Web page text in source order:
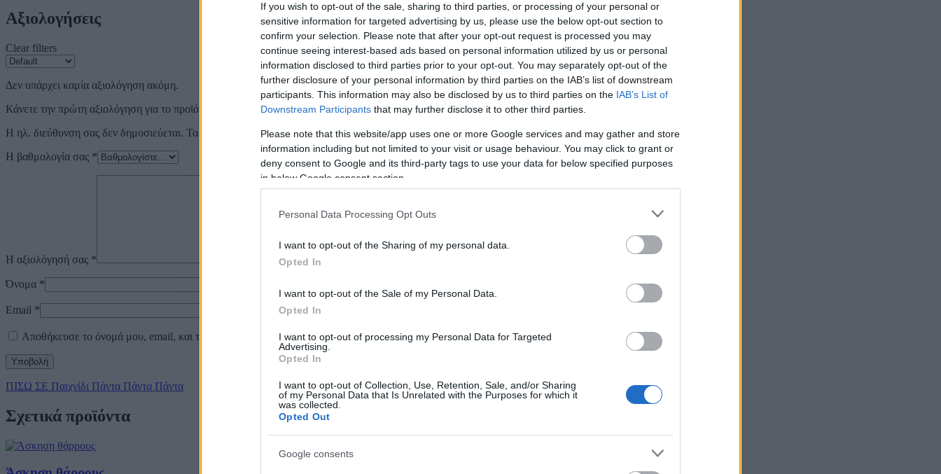
If you wish to opt-out of the sale, sharing to third parties, or processing of your personal or
sensitive information for targeted advertising by us, please use the below opt-out section to
confirm your selection. Please note that after your opt-out request is processed you may
continue seeing interest-based ads based on personal information utilized by us or personal
information disclosed to third parties prior to your opt-out. You may separately opt-out of the
further disclosure of your personal information by third parties on the IAB’s list of downstream
participants. This information may also be disclosed by us to third parties on the IAB’s List of
Downstream Participants that may further disclose it to other third parties.
Please note that this website/app uses one or more Google services and may gather and store
information including but not limited to your visit or usage behaviour. You may click to grant or
deny consent to Google and its third-party tags to use your data for below specified purposes
in below Google consent section.
Personal Data Processing Opt Outs
I want to opt-out of the Sharing of my personal data.
Opted In
I want to opt-out of the Sale of my Personal Data.
Opted In
I want to opt-out of processing my Personal Data for Targeted
Advertising.
Opted In
I want to opt-out of Collection, Use, Retention, Sale, and/or Sharing
of my Personal Data that Is Unrelated with the Purposes for which it
was collected.
Opted Out
Google consents
Αξιολογήσεις
Clear filters
Δεν υπάρχει καμία αξιολόγηση ακόμη.
Κάνετε την πρώτη αξιολόγηση για το προϊόν: “Οι φωλιές”
Η ηλ. διεύθυνση σας δεν δημοσιεύεται. Τα υποχρεωτικά πεδία σημειώνονται με*
Η βαθμολογία σας *
Η αξιολόγησή σας *
Όνομα *
Email *
Αποθήκευσε το όνομά μου, email, και τον ιστότοπο μου σε αυτόν τον πλοηγό για την επόμενη φορά που θα σχολιάσω.
ΠΙΣΩ ΣΕ Παιχνίδι Πάντα Πάντα Πάντα
Σχετικά προϊόντα